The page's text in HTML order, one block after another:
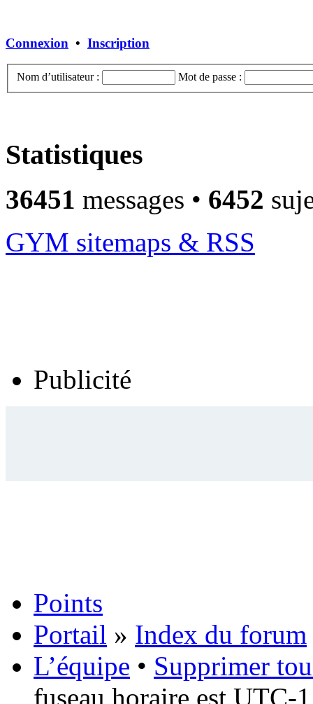
Connexion • Inscription
Nom d’utilisateur : Mot de passe :
Statistiques
36451 messages • 6452
GYM sitemaps & RSS
Publicité
Points
Portail » Index du forum
L’équipe • Supprimer
fuseau horaire est UTC-